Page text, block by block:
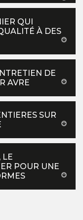
QUI
À DES
DE
AVRE
SUR
LE
POUR UNE